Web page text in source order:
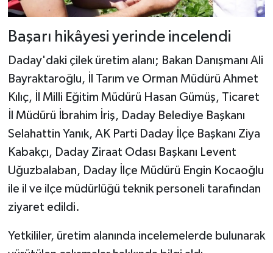
Başarı hikâyesi yerinde incelendi
Daday'daki çilek üretim alanı; Bakan Danışmanı Ali
Bayraktaroğlu, İl Tarım ve Orman Müdürü Ahmet
Kılıç, İl Milli Eğitim Müdürü Hasan Gümüş, Ticaret
İl Müdürü İbrahim İriş, Daday Belediye Başkanı
Selahattin Yanık, AK Parti Daday İlçe Başkanı Ziya
Kabakçı, Daday Ziraat Odası Başkanı Levent
Uğuzbalaban, Daday İlçe Müdürü Engin Kocaoğlu
ile il ve ilçe müdürlüğü teknik personeli tarafından
ziyaret edildi.
Yetkililer, üretim alanında incelemelerde bulunarak